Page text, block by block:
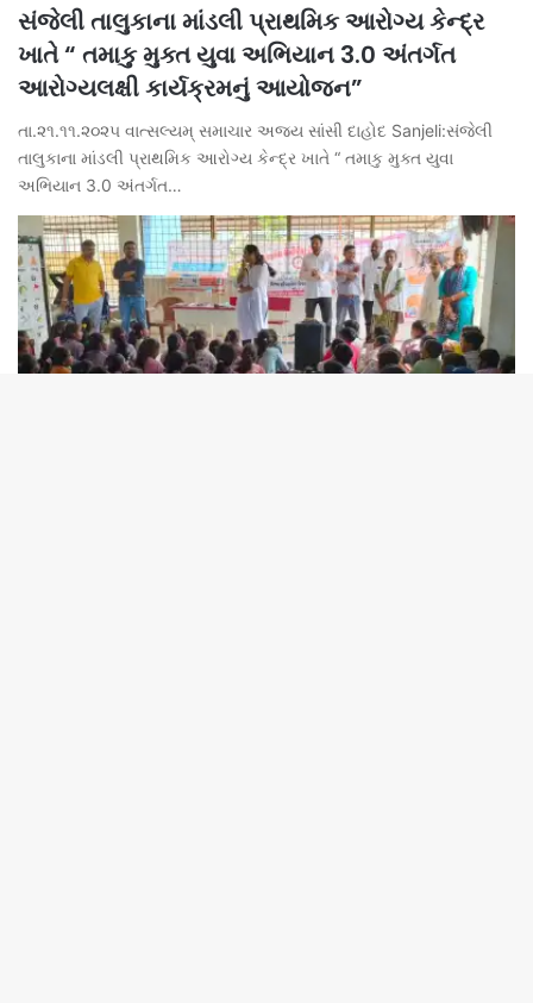
સંજેલી તાલુકાના માંડલી પ્રાથમિક આરોગ્ય કેન્દ્ર
ખાતે “ તમાકુ મુક્ત યુવા અભિયાન 3.0 અંતર્ગત
આરોગ્યલક્ષી કાર્યક્રમનું આયોજન”
તા.૨૧.૧૧.૨૦૨૫ વાત્સલ્યમ્ સમાચાર અજય સાંસી દાહોદ Sanjeli:સંજેલી
તાલુકાના માંડલી પ્રાથમિક આરોગ્ય કેન્દ્ર ખાતે “ તમાકુ મુક્ત યુવા
અભિયાન 3.0 અંતર્ગત…